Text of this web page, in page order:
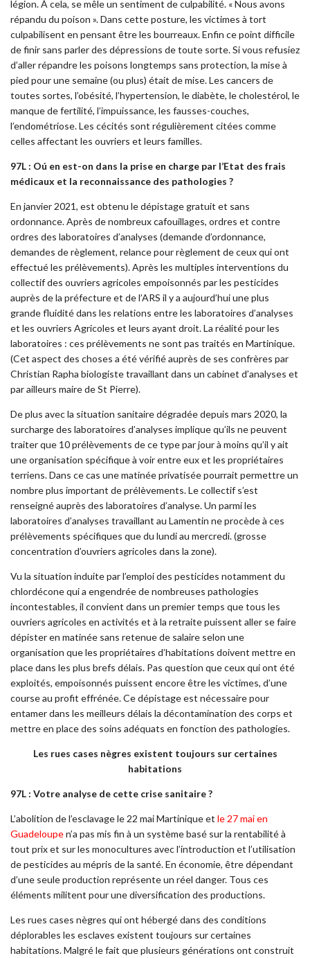
légion. À cela, se mêle un sentiment de culpabilité. « Nous avons
répandu du poison ». Dans cette posture, les victimes à tort
culpabilisent en pensant être les bourreaux. Enfin ce point difficile
de finir sans parler des dépressions de toute sorte. Si vous refusiez
d’aller répandre les poisons longtemps sans protection, la mise à
pied pour une semaine (ou plus) était de mise. Les cancers de
toutes sortes, l’obésité, l’hypertension, le diabète, le cholestérol, le
manque de fertilité, l’impuissance, les fausses-couches,
l’endométriose. Les cécités sont régulièrement citées comme
celles affectant les ouvriers et leurs familles.
97L : Oú en est-on dans la prise en charge par l’Etat des frais
médicaux et la reconnaissance des pathologies ?
En janvier 2021, est obtenu le dépistage gratuit et sans
ordonnance. Après de nombreux cafouillages, ordres et contre
ordres des laboratoires d’analyses (demande d’ordonnance,
demandes de règlement, relance pour règlement de ceux qui ont
effectué les prélèvements). Après les multiples interventions du
collectif des ouvriers agricoles empoisonnés par les pesticides
auprès de la préfecture et de l’ARS il y a aujourd’hui une plus
grande fluidité dans les relations entre les laboratoires d’analyses
et les ouvriers Agricoles et leurs ayant droit. La réalité pour les
laboratoires : ces prélèvements ne sont pas traités en Martinique.
(Cet aspect des choses a été vérifié auprès de ses confrères par
Christian Rapha biologiste travaillant dans un cabinet d’analyses et
par ailleurs maire de St Pierre).
De plus avec la situation sanitaire dégradée depuis mars 2020, la
surcharge des laboratoires d’analyses implique qu’ils ne peuvent
traiter que 10 prélèvements de ce type par jour à moins qu’il y ait
une organisation spécifique à voir entre eux et les propriétaires
terriens. Dans ce cas une matinée privatisée pourrait permettre un
nombre plus important de prélèvements. Le collectif s’est
renseigné auprès des laboratoires d’analyse. Un parmi les
laboratoires d’analyses travaillant au Lamentin ne procède à ces
prélèvements spécifiques que du lundi au mercredi. (grosse
concentration d’ouvriers agricoles dans la zone).
Vu la situation induite par l’emploi des pesticides notamment du
chlordécone qui a engendrée de nombreuses pathologies
incontestables, il convient dans un premier temps que tous les
ouvriers agricoles en activités et à la retraite puissent aller se faire
dépister en matinée sans retenue de salaire selon une
organisation que les propriétaires d’habitations doivent mettre en
place dans les plus brefs délais. Pas question que ceux qui ont été
exploités, empoisonnés puissent encore être les victimes, d’une
course au profit effrénée. Ce dépistage est nécessaire pour
entamer dans les meilleurs délais la décontamination des corps et
mettre en place des soins adéquats en fonction des pathologies.
Les rues cases nègres existent toujours sur certaines
habitations
97L : Votre analyse de cette crise sanitaire ?
L’abolition de l’esclavage le 22 mai Martinique et le 27 mai en
Guadeloupen’a pas mis fin à un système basé sur la rentabilité à
tout prix et sur les monocultures avec l’introduction et l’utilisation
de pesticides au mépris de la santé. En économie, être dépendant
d’une seule production représente un réel danger. Tous ces
éléments militent pour une diversification des productions.
Les rues cases nègres qui ont hébergé dans des conditions
déplorables les esclaves existent toujours sur certaines
habitations. Malgré le fait que plusieurs générations ont construit